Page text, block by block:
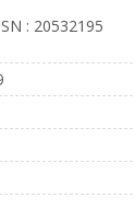
: 20532195